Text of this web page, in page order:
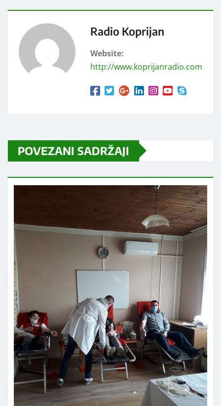
Radio Koprijan
Website:
http://www.koprijanradio.com
POVEZANI SADRŽAJI